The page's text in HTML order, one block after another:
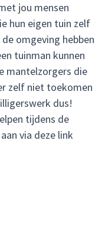
jou mensen
hun eigen tuin zelf
omgeving hebben
tuinman kunnen
mantelzorgers die
zelf niet toekomen
dus!
tijdens de
via deze link